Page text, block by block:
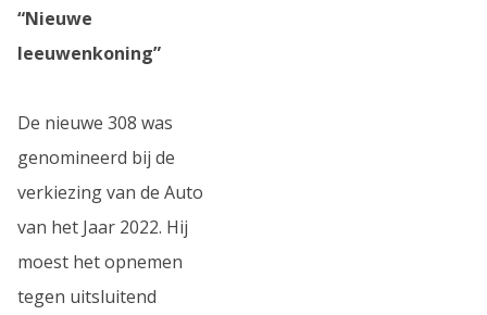
“Nieuwe
leeuwenkoning”
De nieuwe 308 was
genomineerd bij de
verkiezing van de Auto
van het Jaar 2022. Hij
moest het opnemen
tegen uitsluitend